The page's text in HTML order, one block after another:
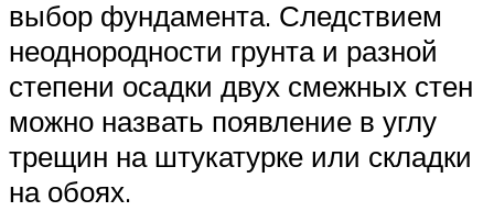
выбор фундамента. Следствием
неоднородности грунта и разной
степени осадки двух смежных стен
можно назвать появление в углу
трещин на штукатурке или складки
на обоях.